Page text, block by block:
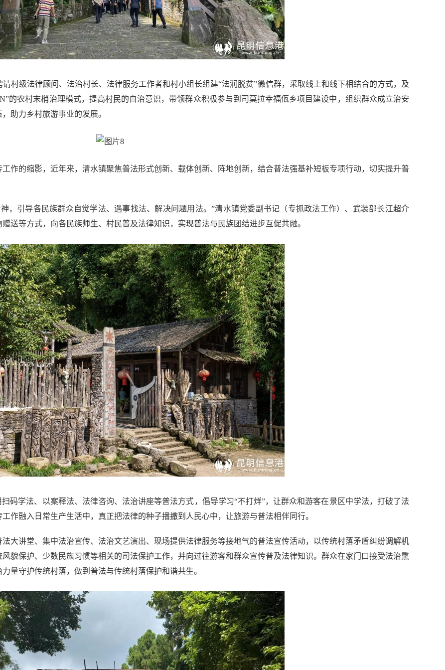
村级法律顾问、法治村长、法律服务工作者和村小组长组建“法润脱贫”微信群，采取线上和线下相结合的方式，及
的农村末梢治理模式，提高村民的自治意识，带领群众积极参与到司莫拉幸福佤乡项目建设中，组织群众成立治安
助力乡村旅游事业的发展。
作的缩影，近年来，清水镇聚焦普法形式创新、载体创新、阵地创新，结合普法强基补短板专项行动，切实提升普
，引导各民族群众自觉学法、遇事找法、解决问题用法。”清水镇党委副书记（专抓政法工作）、武装部长江超介
送等方式，向各民族师生、村民普及法律知识，实现普法与民族团结进步互促共融。
码学法、以案释法、法律咨询、法治讲座等普法方式，倡导学习“不打烊”，让群众和游客在景区中学法，打破了法
作融入日常生产生活中，真正把法律的种子播撒到人民心中，让旅游与普法相伴同行。
大讲堂、集中法治宣传、法治文艺演出、现场提供法律服务等接地气的普法宣传活动，以传统村落矛盾纠纷调解机
貌保护、少数民族习惯等相关的司法保护工作，并向过往游客和群众宣传普及法律知识。群众在家门口接受法治熏
量守护传统村落，做到普法与传统村落保护和谐共生。